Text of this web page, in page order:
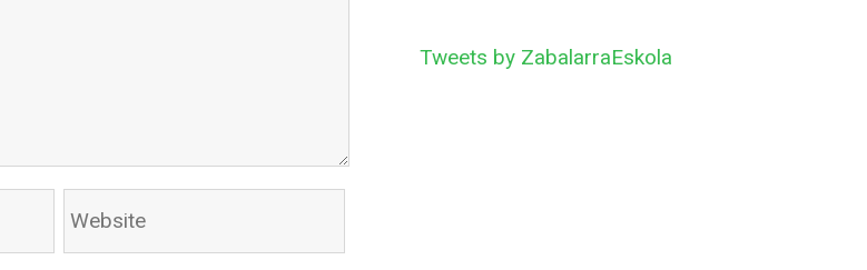
Tweets by ZabalarraEskola